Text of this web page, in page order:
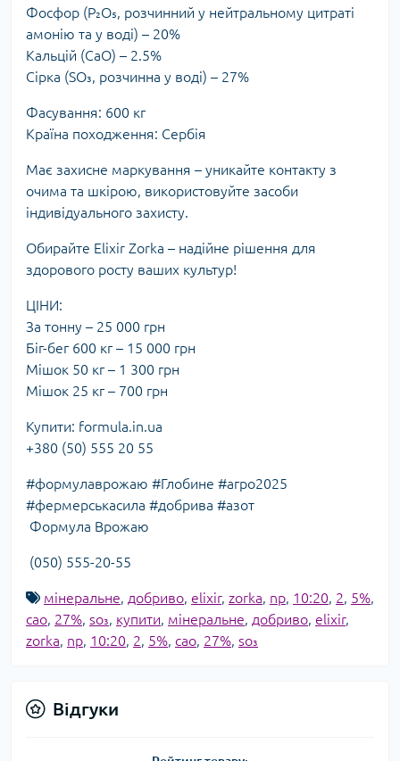
Фосфор (P₂O₅, розчинний у нейтральному цитраті
амонію та у воді) – 20%
Кальцій (CaO) – 2.5%
Сірка (SO₃, розчинна у воді) – 27%
Фасування: 600 кг
Країна походження: Сербія
Має захисне маркування – уникайте контакту з
очима та шкірою, використовуйте засоби
індивідуального захисту.
Обирайте Elixir Zorka – надійне рішення для
здорового росту ваших культур!
ЦІНИ:
За тонну – 25 000 грн
Біг-бег 600 кг – 15 000 грн
Мішок 50 кг – 1 300 грн
Мішок 25 кг – 700 грн
Купити: formula.in.ua
+380 (50) 555 20 55
#формулаврожаю #Глобине #агро2025
#фермерськасила #добрива #азот
Формула Врожаю
(050) 555-20-55
мінеральне, добриво, elixir, zorka, np, 10:20, 2, 5%,
cao, 27%, so₃, купити, мінеральне, добриво, elixir,
zorka, np, 10:20, 2, 5%, cao, 27%, so₃
Відгуки